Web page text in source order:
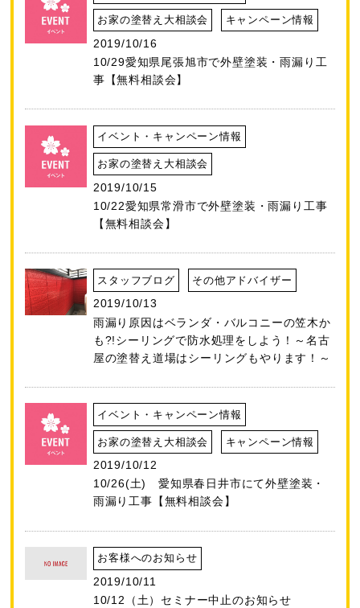
お家の塗替え大相談会 キャンペーン情報
2019/10/16
10/29愛知県尾張旭市で外壁塗装・雨漏り工
事【無料相談会】
イベント・キャンペーン情報
お家の塗替え大相談会
2019/10/15
10/22愛知県常滑市で外壁塗装・雨漏り工事
【無料相談会】
スタッフブログ その他アドバイザー
2019/10/13
雨漏り原因はベランダ・バルコニーの笠木か
も?!シーリングで防水処理をしよう！～名古
屋の塗替え道場はシーリングもやります！～
イベント・キャンペーン情報
お家の塗替え大相談会 キャンペーン情報
2019/10/12
10/26(土) 愛知県春日井市にて外壁塗装・
雨漏り工事【無料相談会】
お客様へのお知らせ
2019/10/11
10/12（土）セミナー中止のお知らせ